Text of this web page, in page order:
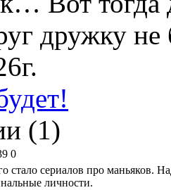
дружку не
(1)
0
стало сериалов про маньяков.
личности.